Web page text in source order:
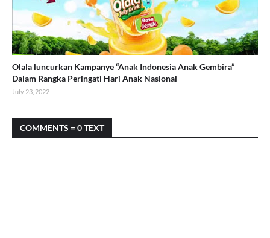
Olala luncurkan Kampanye “Anak Indonesia Anak Gembira”
Dalam Rangka Peringati Hari Anak Nasional
July 23, 2022
COMMENTS = 0 TEXT